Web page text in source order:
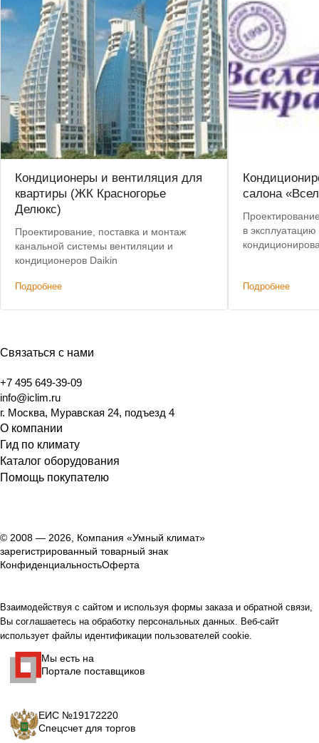
Кондиционеры и вентиляция для
квартиры (ЖК Красногорье
Делюкс)
Проектирование, поставка и монтаж
канальной системы вентиляции и
кондиционеров Daikin
Подробнее
салона
в
Подробнее
Связаться с нами
+7 495 649-39-09
info@iclim.ru
г. Москва, Муравская 24, подъезд 4
О компании
Гид по климату
Каталог оборудования
Помощь покупателю
© 2008 — 2026, Компания «Умный климат»
зарегистрированный товарный знак
КонфиденциальностьОферта
Взаимодействуя с сайтом и используя формы заказа и обратной связи,
Вы соглашаетесь на обработку персональных данных. Веб-сайт
использует файлы идентификации пользователей cookie.
Мы есть на
Портале поставщиков
ЕИС №19172220
Спецсчет для торгов